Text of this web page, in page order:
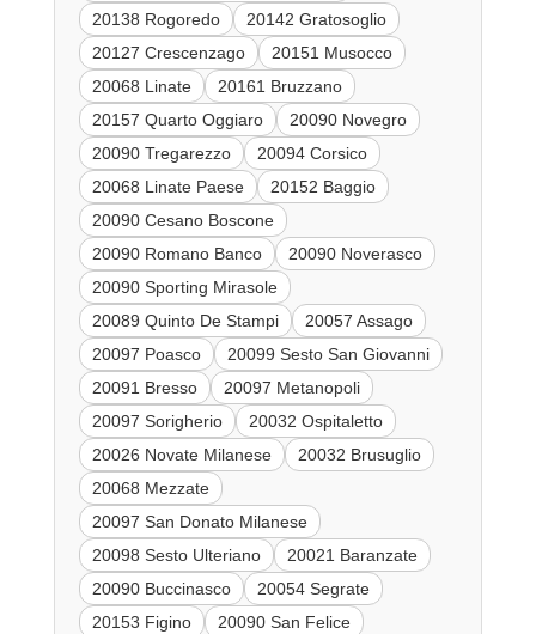
20138 Rogoredo
20142 Gratosoglio
20127 Crescenzago
20151 Musocco
20068 Linate
20161 Bruzzano
20157 Quarto Oggiaro
20090 Novegro
20090 Tregarezzo
20094 Corsico
20068 Linate Paese
20152 Baggio
20090 Cesano Boscone
20090 Romano Banco
20090 Noverasco
20090 Sporting Mirasole
20089 Quinto De Stampi
20057 Assago
20097 Poasco
20099 Sesto San Giovanni
20091 Bresso
20097 Metanopoli
20097 Sorigherio
20032 Ospitaletto
20026 Novate Milanese
20032 Brusuglio
20068 Mezzate
20097 San Donato Milanese
20098 Sesto Ulteriano
20021 Baranzate
20090 Buccinasco
20054 Segrate
20153 Figino
20090 San Felice